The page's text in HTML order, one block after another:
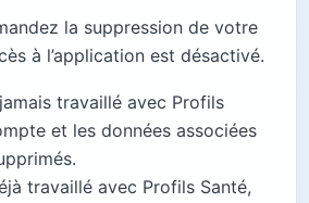
la suppression de votre
à l’application est désactivé.
travaillé avec Profils
et les données associées
travaillé avec Profils Santé,